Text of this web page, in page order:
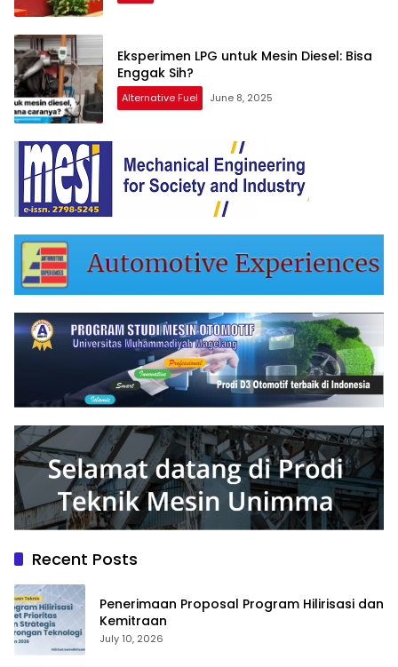
Eksperimen LPG untuk Mesin Diesel: Bisa
Enggak Sih?
Alternative Fuel June 8, 2025
Recent Posts
Penerimaan Proposal Program Hilirisasi dan
Kemitraan
July 10, 2026